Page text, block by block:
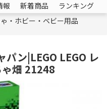
報 新着商品
ランキング
・ホビー・ベビー用品
パン|LEGO LEGO レ
畑 21248